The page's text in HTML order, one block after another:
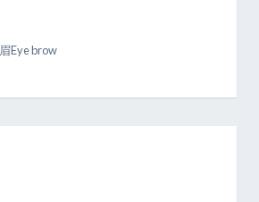
眉Eye brow